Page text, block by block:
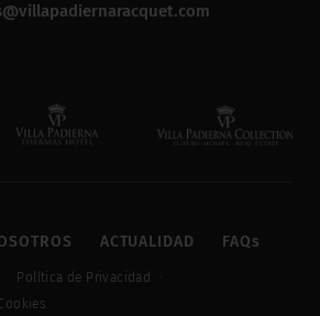
ACTUALIDAD FAQs
Política de Privacidad